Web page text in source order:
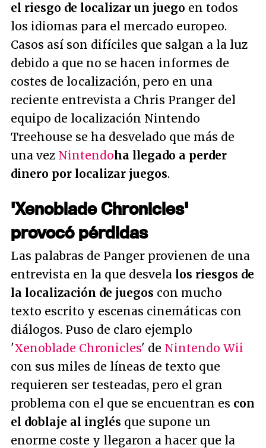
el riesgo de localizar un juego en todos
los idiomas para el mercado europeo.
Casos así son difíciles que salgan a la luz
debido a que no se hacen informes de
costes de localización, pero en una
reciente entrevista a Chris Pranger del
equipo de localización Nintendo
Treehouse se ha desvelado que más de
una vez Nintendoha llegado a perder
dinero por localizar juegos.
'Xenoblade Chronicles'
provocó pérdidas
Las palabras de Panger provienen de una
entrevista en la que desvela los riesgos de
la localización de juegos con mucho
texto escrito y escenas cinemáticas con
diálogos. Puso de claro ejemplo
'Xenoblade Chronicles' de Nintendo Wii
con sus miles de líneas de texto que
requieren ser testeadas, pero el gran
problema con el que se encuentran es con
el doblaje al inglés que supone un
enorme coste y llegaron a hacer que la